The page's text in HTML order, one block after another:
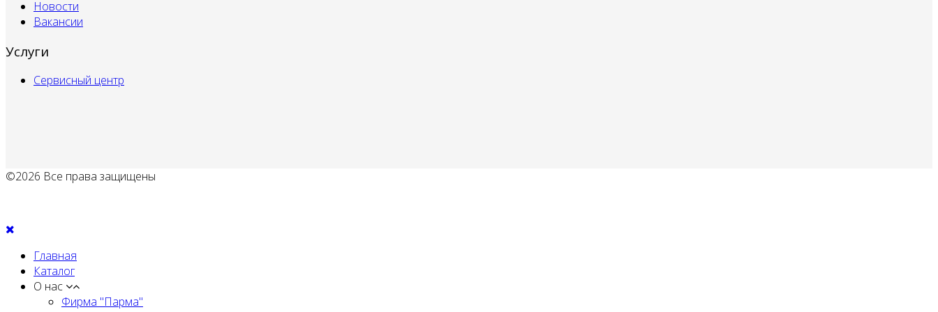
Новости
Вакансии
Услуги
Сервисный центр
©2026 Все права защищены
Главная
Каталог
О нас
Фирма "Парма"